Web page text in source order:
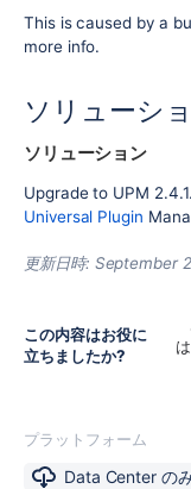
This is caused by a
more info.
ソリューシ
ソリューション
Upgrade to UPM
Universal Plugin
更新日時: September
この内容はお役に
立ちましたか?
プラットフォーム
Data Center の